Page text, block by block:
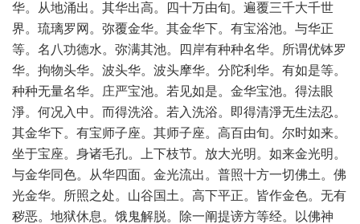
华。从地涌出。其华出高。四十万由旬。遍覆三千大千世
界。琉璃罗网。弥覆金华。其金华下。有宝浴池。与华正
等。名八功德水。弥满其池。四岸有种种名华。所谓优钵罗
华。拘物头华。波头华。波头摩华。分陀利华。有如是等。
种种无量名华。庄严宝池。若见如是。金华宝池。得法眼
淨。何况入中。而得洗浴。若入洗浴。即得清淨无生法忍。
其金华下。有宝师子座。其师子座。高百由旬。尔时如来。
坐于宝座。身诸毛孔。上下枝节。放大光明。如来金光明。
与金华同色。从华四面。金光流出。普照十方一切佛土。佛
光金华。所照之处。山谷国土。高下平正。皆作金色。无有
秽恶。地狱休息。饿鬼解脱。除一阐提谤方等经。以佛神